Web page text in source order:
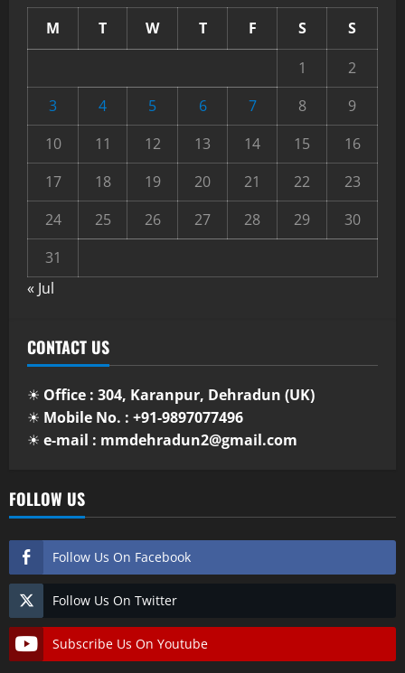
M T W T F S
S
1
2
3
4 5 6 7 8
9
10
11 12 13 14 15
16
17
18 19 20 21 22
23
24
25 26 27 28 29
30
31
« Jul
CONTACT US
☀ Office : 304, Karanpur, Dehradun (UK)
☀ Mobile No. : +91-9897077496
☀ e-mail : mmdehradun2@gmail.com
FOLLOW US
Follow Us On Facebook
Follow Us On Twitter
Subscribe Us On Youtube